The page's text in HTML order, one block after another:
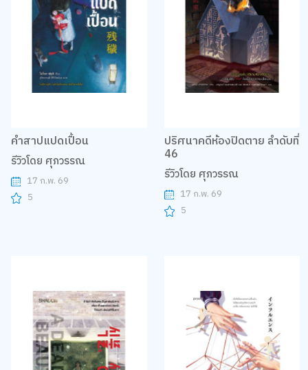
คำสาปแปดเปื้อน
รีวิวโดย ศุภวรรณ
17 ก.พ. 69
5
ปริศนาคดีห้องปิดตาย ลำดับที่
46
รีวิวโดย ศุภวรรณ
17 ก.พ. 69
5